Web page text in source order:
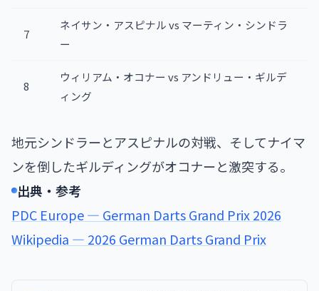
7
ネイサン・アスピナル vs マーティン・シンドラ
ー
8
ウィリアム・オコナー vs アンドリュー・ギルデ
ィング
地元シンドラーとアスピナルの対戦、そしてナイマ
ンを倒したギルディングがオコナーと激突する。
出典・参考
PDC Europe — German Darts Grand Prix 2026
Wikipedia — 2026 German Darts Grand Prix